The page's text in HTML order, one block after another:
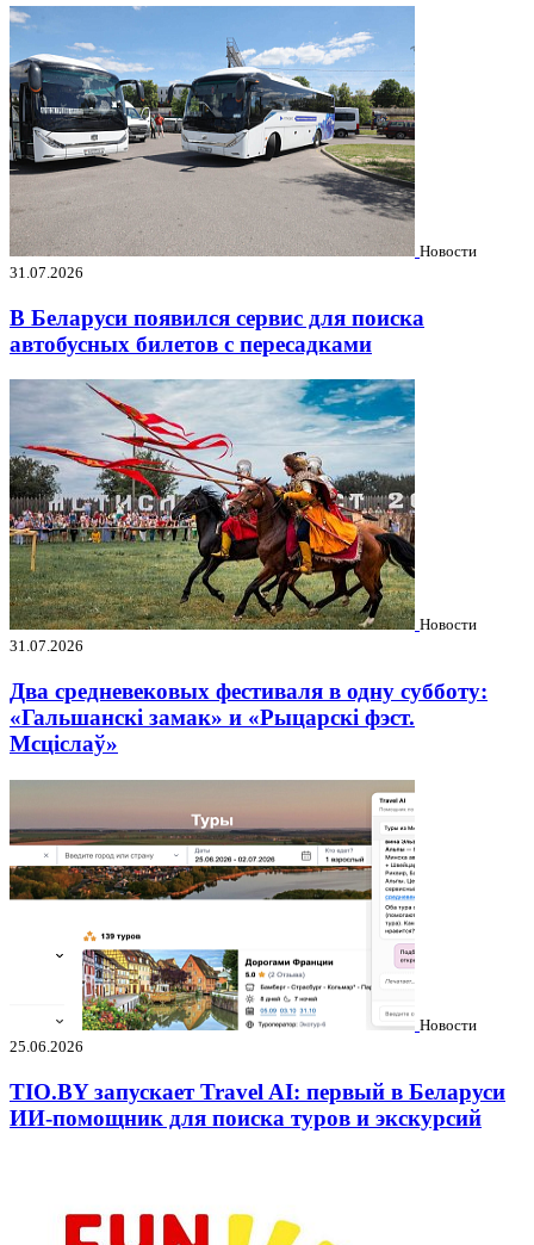
Новости
31.07.2026
В Беларуси появился сервис для поиска
автобусных билетов с пересадками
Новости
31.07.2026
Два средневековых фестиваля в одну субботу:
«Гальшанскі замак» и «Рыцарскі фэст.
Мсціслаў»
Новости
25.06.2026
TIO.BY запускает Travel AI: первый в Беларуси
ИИ-помощник для поиска туров и экскурсий